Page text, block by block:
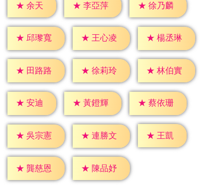
★ 余天 ★ 李亞萍 ★ 徐乃麟
★ 邱瓈寬 ★ 王心凌 ★ 楊丞琳
★ 田路路 ★ 徐莉玲 ★ 林伯實
★ 安迪 ★ 黃鐙輝 ★ 蔡依珊
★ 吳宗憲 ★ 連勝文 ★ 王凱
★ 龔慈恩 ★ 陳品妤